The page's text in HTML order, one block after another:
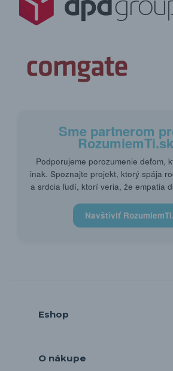
Sme partnerom
RozumiemTi.sk
Podporujeme porozumenie deťom,
inak. Spoznajte projekt, ktorý spája
a srdcia ľudí, ktorí veria, že empatia
Navštíviť
Eshop
O nákupe